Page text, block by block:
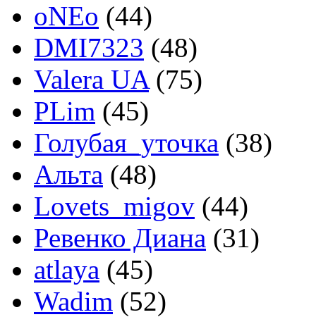
oNEo (44)
DMI7323 (48)
Valera UA(75)
PLim (45)
Голубая_уточка (38)
Альта (48)
Lovets_migov (44)
Ревенко Диана (31)
atlaya (45)
Wadim (52)